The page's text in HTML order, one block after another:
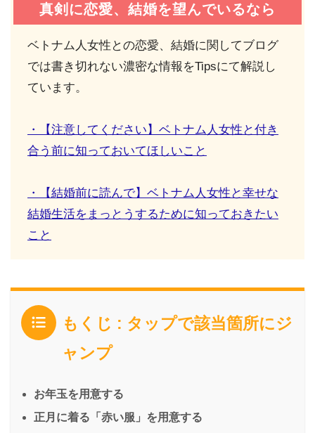
真剣に恋愛、結婚を望んでいるなら
ベトナム人女性との恋愛、結婚に関してブログ
では書き切れない濃密な情報をTipsにて解説し
ています。
・【注意してください】ベトナム人女性と付き
合う前に知っておいてほしいこと
・【結婚前に読んで】ベトナム人女性と幸せな
結婚生活をまっとうするために知っておきたい
こと
もくじ : タップで該当箇所にジ
ャンプ
お年玉を用意する
正月に着る「赤い服」を用意する